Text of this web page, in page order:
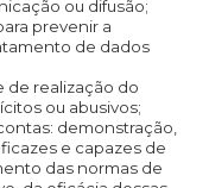
ou difusão;
prevenir a
de dados
de realização do
ou abusivos;
demonstração,
e capazes de
das normas de